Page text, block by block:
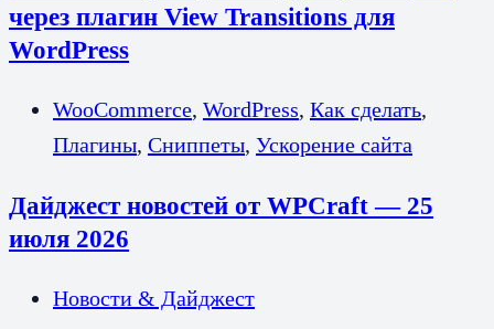
через плагин View Transitions для
WordPress
WooCommerce, WordPress, Как сделать,
Плагины, Сниппеты, Ускорение сайта
Дайджест новостей от WPCraft — 25
июля 2026
Новости & Дайджест